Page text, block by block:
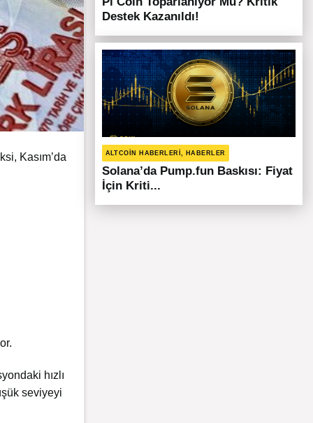
, Kasım’da
hızlı
seviyeyi
Destek Kazanıldı!
ALTCOIN HABERLERI, HABERLER
Solana’da Pump.fun Baskısı: Fiyat
İçin Kriti...